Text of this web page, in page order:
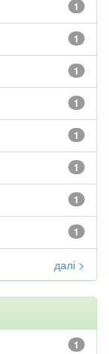
1
1
1
1
1
1
1
1
далі >
1